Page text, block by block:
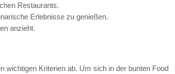
Restaurants.
Erlebnisse zu genießen.
anzieht.
wichtigen Kriterien ab. Um sich in der bunten Food